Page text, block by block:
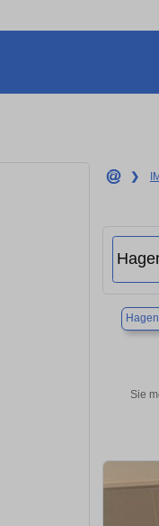
❯
Hagen
Sie